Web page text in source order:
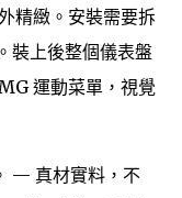
精緻。安裝需要拆
裝上後整個儀表盤
運動菜單，視覺
— 真材實料，不